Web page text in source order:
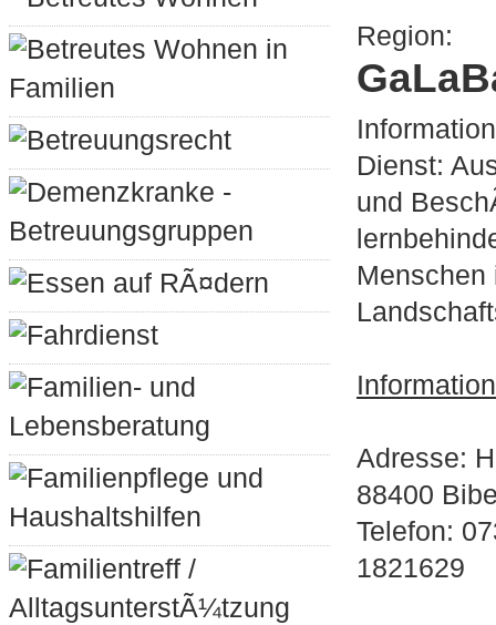
Betreutes Wohnen in
Familien
Betreuungsrecht
Demenzkranke -
Betreuungsgruppen
Essen auf RÃ¤dern
Fahrdienst
Familien- und
Lebensberatung
Familienpflege und
Haushaltshilfen
Familientreff /
AlltagsunterstÃ¼tzung
Region:
Dienst:
und
Menschen
Adresse:
88400
Telefon:
1821629